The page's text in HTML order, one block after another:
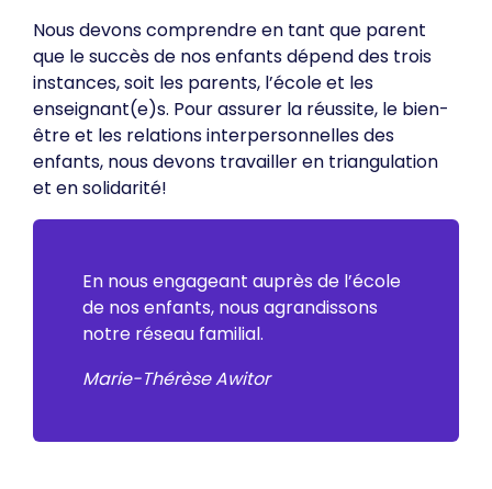
Nous devons comprendre en tant que parent
que le succès de nos enfants dépend des trois
instances, soit les parents, l’école et les
enseignant(e)s. Pour assurer la réussite, le bien-
être et les relations interpersonnelles des
enfants, nous devons travailler en triangulation
et en solidarité!
En nous engageant auprès de l’école
de nos enfants, nous agrandissons
notre réseau familial.
Marie-Thérèse Awitor